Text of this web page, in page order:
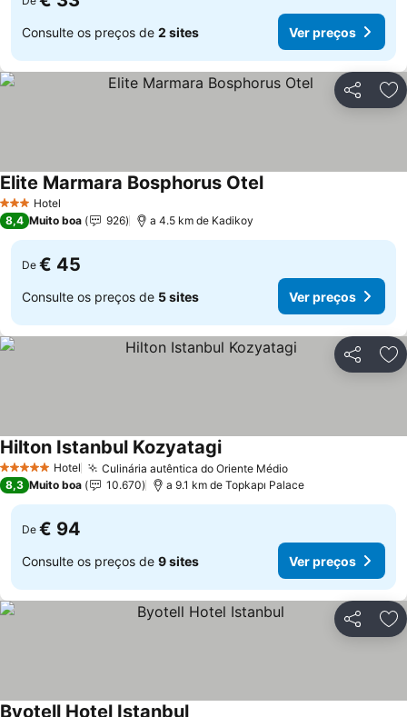
Consulte os preços de 2 sites Ver preços
Partilhar
3 EstrelasHotel
Elite Marmara Bosphorus Otel
8,4 Muito boa 926 a 4.5 km de Kadikoy
De € 45
Consulte os preços de 5 sites Ver preços
Partilhar
5 Estrelas Hotel Culinária autêntica do Oriente Médio
Hilton Istanbul Kozyatagi
8,3 Muito boa 10.670 a 9.1 km de Topkapı Palace
De € 94
Consulte os preços de 9 sites Ver preços
Partilhar
Byotell Hotel Istanbul